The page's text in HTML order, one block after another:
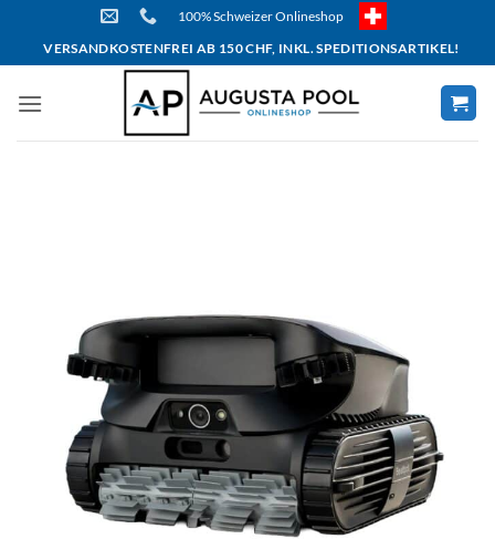
content
100% Schweizer Onlineshop
VERSANDKOSTENFREI AB 150 CHF, INKL. SPEDITIONSARTIKEL!